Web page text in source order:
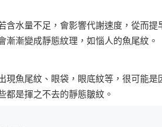
含水量不足，會影響代謝速度，從而
漸漸變成靜態紋理，如惱人的魚尾紋。
現魚尾紋、眼袋，眼底紋等，很可能
都是揮之不去的靜態皺紋。